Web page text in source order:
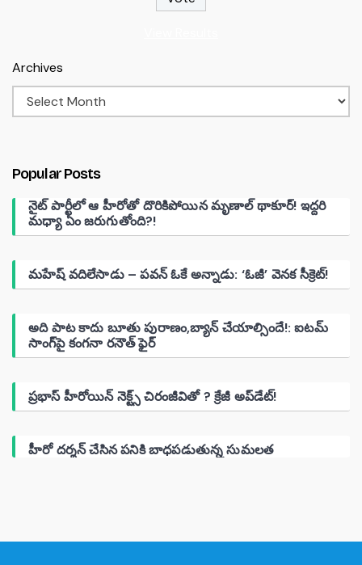
Archives
Popular Posts
నైట్ పార్టీలో ఆ హీరోతో దొరికిపోయిన మృణాల్ థాకూర్! ఇద్దరి
మధ్యా ఏం జరుగుతోంది?!
మహేష్ వదిలేసాడు – పవన్ ఓకే అన్నాడు: ‘ఓజీ’ వెనక సీక్రెట్!
అది పాట కాదు బూతు పురాణం,బ్యాన్ చేయాల్సిందే!: ఐటమ్
సాంగ్‌పై కంగనా రనౌత్ ఫైర్
ప్రభాస్ హీరోయిన్ నెక్ట్స్ చిరంజీవితో ? క్రేజీ అప్‌డేట్!
హీరో దర్శన్ చేసిన పనికి బాధపడుతున్న సుమలత